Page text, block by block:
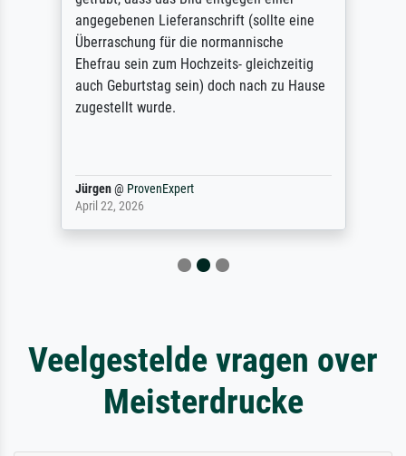
angegebenen Lieferanschrift (sollte eine
Überraschung für die normannische
Ehefrau sein zum Hochzeits- gleichzeitig
auch Geburtstag sein) doch nach zu Hause
zugestellt wurde.
Jürgen@ ProvenExpert
April 22, 2026
Veelgestelde vragen over
Meisterdrucke